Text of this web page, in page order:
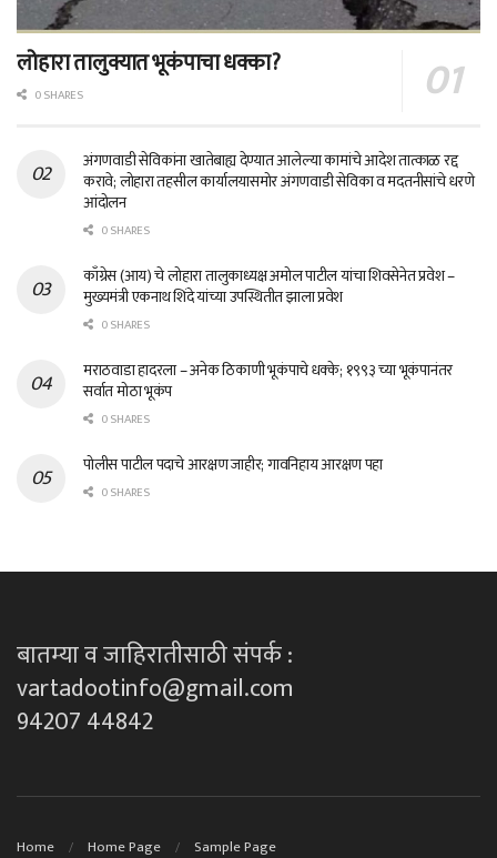
लोहारा तालुक्यात भूकंपाचा धक्का?
0 SHARES
अंगणवाडी सेविकांना खातेबाह्य देण्यात आलेल्या कामांचे आदेश तात्काळ रद्द
करावे; लोहारा तहसील कार्यालयासमोर अंगणवाडी सेविका व मदतनीसांचे धरणे
आंदोलन
0 SHARES
काँग्रेस (आय) चे लोहारा तालुकाध्यक्ष अमोल पाटील यांचा शिवसेनेत प्रवेश –
मुख्यमंत्री एकनाथ शिंदे यांच्या उपस्थितीत झाला प्रवेश
0 SHARES
मराठवाडा हादरला – अनेक ठिकाणी भूकंपाचे धक्के; १९९३ च्या भूकंपानंतर
सर्वात मोठा भूकंप
0 SHARES
पोलीस पाटील पदाचे आरक्षण जाहीर; गावनिहाय आरक्षण पहा
0 SHARES
बातम्या व जाहिरातीसाठी संपर्क :
vartadootinfo@gmail.com
94207 44842
Home Home Page Sample Page